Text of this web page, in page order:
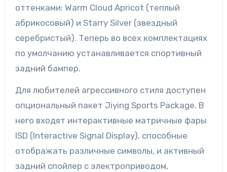
оттенками: Warm Cloud Apricot (теплый
абрикосовый) и Starry Silver (звездный
серебристый). Теперь во всех комплектациях
по умолчанию устанавливается спортивный
задний бампер.
Для любителей агрессивного стиля доступен
опциональный пакет Jiying Sports Package. В
него входят интерактивные матричные фары
ISD (Interactive Signal Display), способные
отображать различные символы, и активный
задний спойлер с электроприводом,